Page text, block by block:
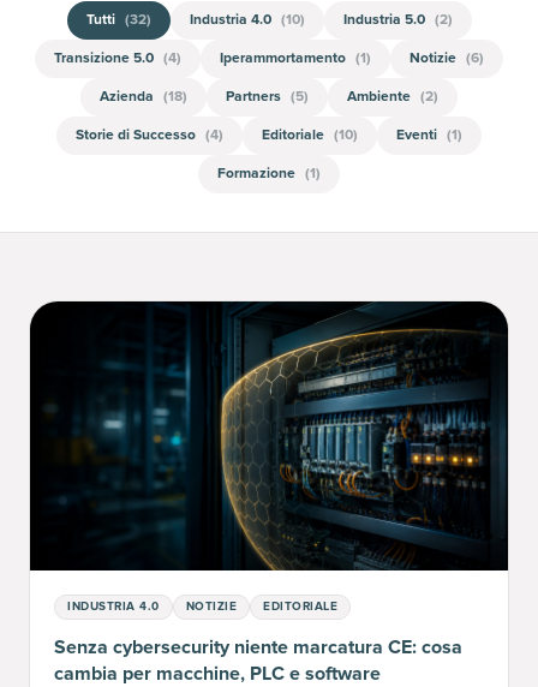
Tutti (32) Industria 4.0 (10) Industria 5.0 (2)
Transizione 5.0 (4) Iperammortamento (1) Notizie (6)
Azienda (18) Partners (5) Ambiente (2)
Storie di Successo (4) Editoriale (10) Eventi (1)
Formazione (1)
INDUSTRIA 4.0 NOTIZIE EDITORIALE
Senza cybersecurity niente marcatura CE: cosa
cambia per macchine, PLC e software